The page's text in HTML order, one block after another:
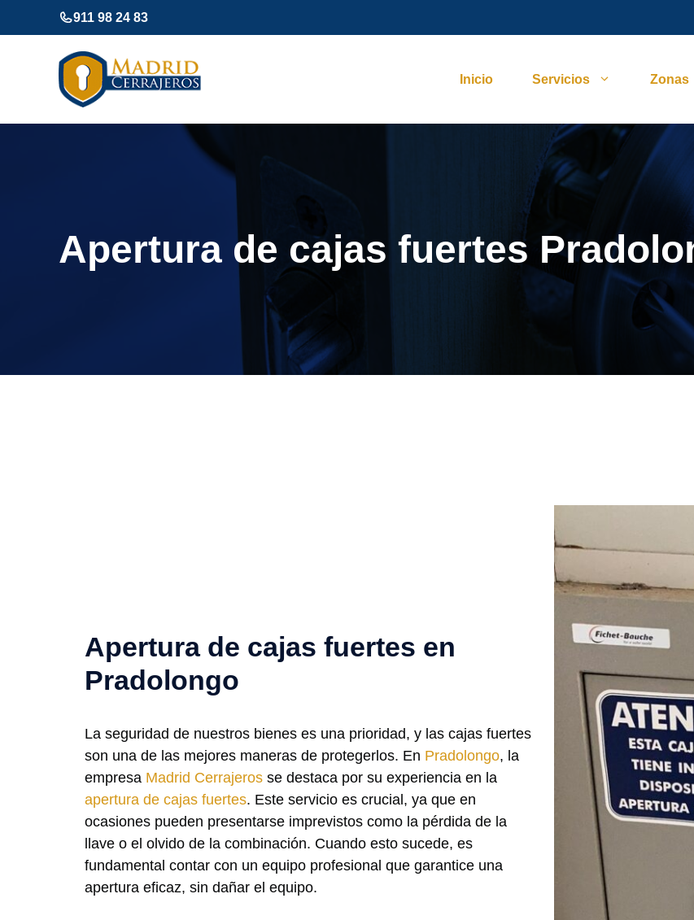
al
911 98 24 83
Inicio Servicios Zonas
Apertura de cajas fuertes
Apertura de cajas fuertes en
Pradolongo
La seguridad de nuestros bienes es una prioridad, y las cajas fuertes
son una de las mejores maneras de protegerlos. En Pradolongo, la
empresa Madrid Cerrajeros se destaca por su experiencia en la
apertura de cajas fuertes. Este servicio es crucial, ya que en
ocasiones pueden presentarse imprevistos como la pérdida de la
llave o el olvido de la combinación. Cuando esto sucede, es
fundamental contar con un equipo profesional que garantice una
apertura eficaz, sin dañar el equipo.